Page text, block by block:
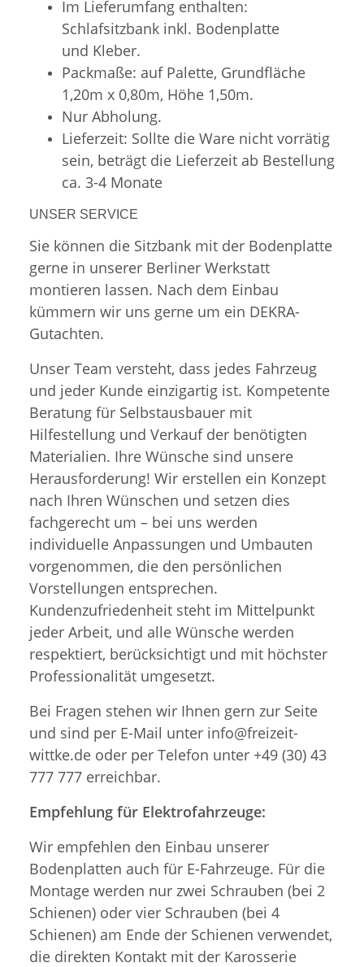
Im Lieferumfang enthalten:
Schlafsitzbank inkl. Bodenplatte
und Kleber.
Packmaße: auf Palette, Grundfläche
1,20m x 0,80m, Höhe 1,50m.
Nur Abholung.
Lieferzeit: Sollte die Ware nicht vorrätig
sein, beträgt die Lieferzeit ab Bestellung
ca. 3-4 Monate
UNSER SERVICE
Sie können die Sitzbank mit der Bodenplatte
gerne in unserer Berliner Werkstatt
montieren lassen. Nach dem Einbau
kümmern wir uns gerne um ein DEKRA-
Gutachten.
Unser Team versteht, dass jedes Fahrzeug
und jeder Kunde einzigartig ist. Kompetente
Beratung für Selbstausbauer mit
Hilfestellung und Verkauf der benötigten
Materialien. Ihre Wünsche sind unsere
Herausforderung! Wir erstellen ein Konzept
nach Ihren Wünschen und setzen dies
fachgerecht um – bei uns werden
individuelle Anpassungen und Umbauten
vorgenommen, die den persönlichen
Vorstellungen entsprechen.
Kundenzufriedenheit steht im Mittelpunkt
jeder Arbeit, und alle Wünsche werden
respektiert, berücksichtigt und mit höchster
Professionalität umgesetzt.
Bei Fragen stehen wir Ihnen gern zur Seite
und sind per E-Mail unter info@freizeit-
wittke.de oder per Telefon unter +49 (30) 43
777 777 erreichbar.
Empfehlung für Elektrofahrzeuge:
Wir empfehlen den Einbau unserer
Bodenplatten auch für E-Fahrzeuge. Für die
Montage werden nur zwei Schrauben (bei 2
Schienen) oder vier Schrauben (bei 4
Schienen) am Ende der Schienen verwendet,
die direkten Kontakt mit der Karosserie